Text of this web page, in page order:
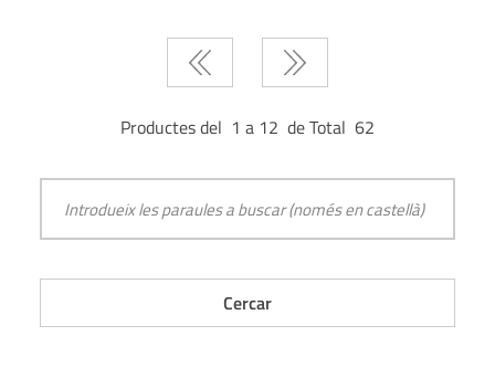
Productes del 1 a 12 de Total 62